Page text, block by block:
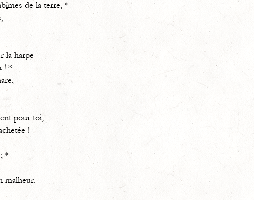
îmes de la terre, *
la harpe
! *
pour toi,
!
*
malheur.